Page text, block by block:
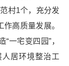
村1个，充分发
高质量发展。
一宅变四园”，
居环境整治工